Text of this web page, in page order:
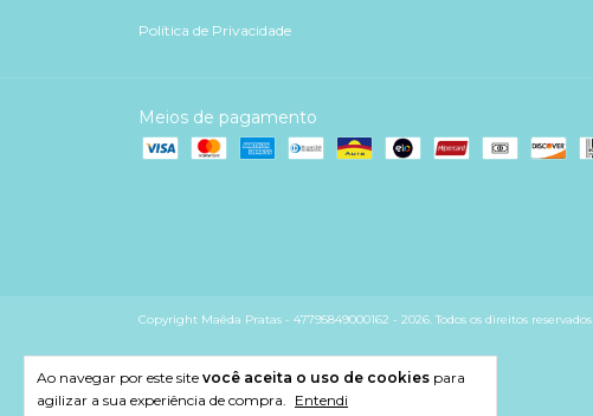
Ao navegar por este site você aceita o uso de cookies para
agilizar a sua experiência de compra. Entendi
Política de Privacidade
Meios de pagamento
Copyright Maêda Pratas - 47795849000162 - 2026. Todos os direitos reservados.